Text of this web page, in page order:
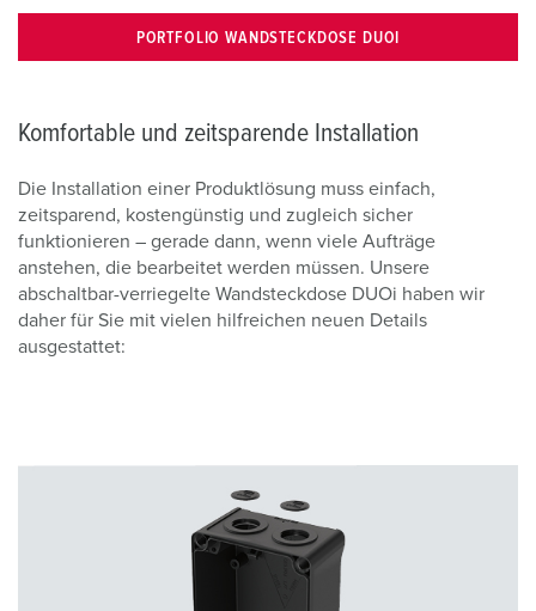
PORTFOLIO WANDSTECKDOSE DUOI
Komfortable und zeitsparende Installation
Die Installation einer Produktlösung muss einfach,
zeitsparend, kostengünstig und zugleich sicher
funktionieren – gerade dann, wenn viele Aufträge
anstehen, die bearbeitet werden müssen. Unsere
abschaltbar-verriegelte Wandsteckdose DUOi haben wir
daher für Sie mit vielen hilfreichen neuen Details
ausgestattet: